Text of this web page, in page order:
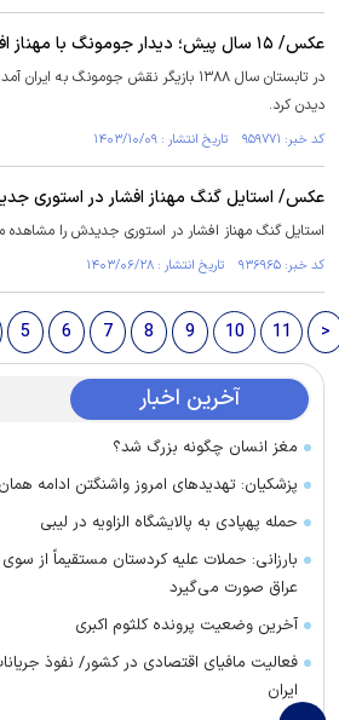
عکس/ ۱۵ سال پیش؛ دیدار جومونگ با مهناز افشار در تهران
در تابستان سال ۱۳۸۸ بازیگر نقش جومونگ
دیدن کرد.
کد خبر: ۹۵۹۷۷۱ تاریخ انتشار : ۱۴۰۳/۱۰/۰۹
عکس/ استایل گنگ مهناز افشار در استوری
استایل گنگ مهناز افشار در استوری جدیدش را مشاهده
کد خبر: ۹۳۶۹۶۵ تاریخ انتشار : ۱۴۰۳/۰۶/۲۸
5 6 7 8 9 10 11 >
آخرین اخبار
مغز انسان چگونه بزرگ شد؟
پزشکیان: تهدید‌های امروز واشنگتن ادامه
حمله پهپادی به پالایشگاه الزاویه در لیبی
بارزانی: حملات علیه کردستان مستقیماً از سوی
عراق صورت می‌گیرد
آخرین وضعیت پرونده کلثوم اکبری
فعالیت مافیای اقتصادی در کشور/ نفوذ
ایران